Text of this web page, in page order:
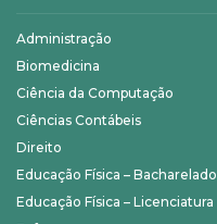
Administração
Biomedicina
Ciência da Computação
Ciências Contábeis
Direito
Educação Física – Bacharelado
Educação Física – Licenciatura